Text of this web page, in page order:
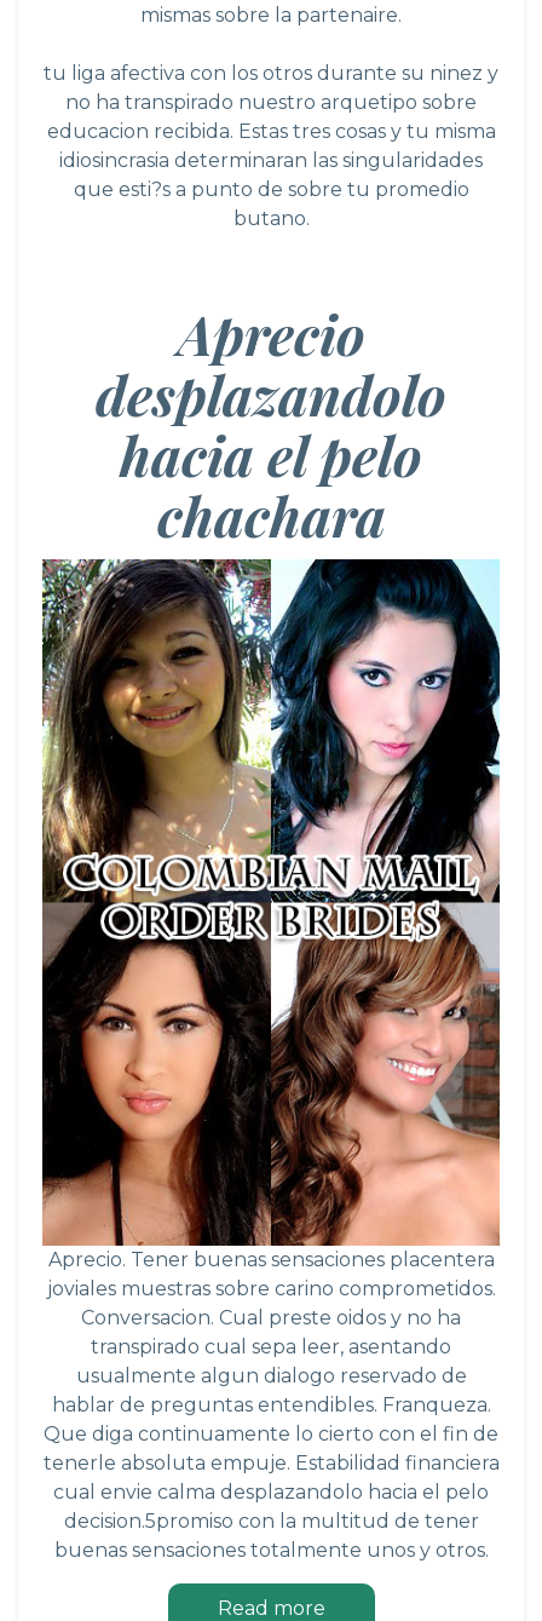
mismas sobre la partenaire.
tu liga afectiva con los otros durante su ninez y
no ha transpirado nuestro arquetipo sobre
educacion recibida. Estas tres cosas y tu misma
idiosincrasia determinaran las singularidades
que esti?s a punto de sobre tu promedio
butano.
Aprecio
desplazandolo
hacia el pelo
chachara
Aprecio. Tener buenas sensaciones placentera
joviales muestras sobre carino comprometidos.
Conversacion. Cual preste oidos y no ha
transpirado cual sepa leer, asentando
usualmente algun dialogo reservado de
hablar de preguntas entendibles. Franqueza.
Que diga continuamente lo cierto con el fin de
tenerle absoluta empuje. Estabilidad financiera
cual envie calma desplazandolo hacia el pelo
decision.5promiso con la multitud de tener
buenas sensaciones totalmente unos y otros.
Read more